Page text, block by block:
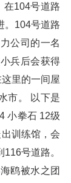
在104号道路
。104号道路
公司的一名
兵后会获得
里的一间屋
市。 以下是
小拳石 12级
训练馆，会
号道路。
鸥被水之团